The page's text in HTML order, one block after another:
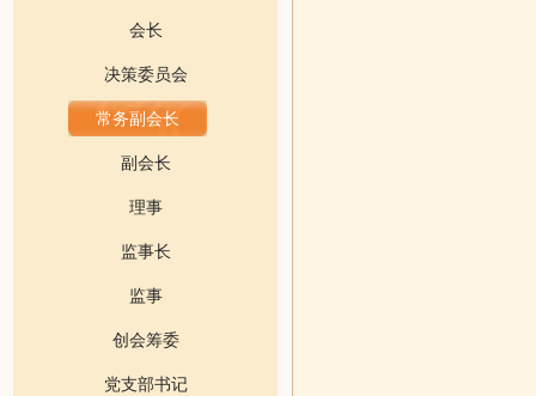
会长
决策委员会
常务副会长
副会长
理事
监事长
监事
创会筹委
党支部书记